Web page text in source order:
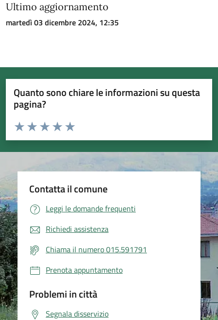
Ultimo aggiornamento
martedì 03 dicembre 2024, 12:35
Quanto sono chiare le informazioni su questa
pagina?
Valuta da 1 a 5 stelle la pagina
Valuta 5 stelle su 5
Valuta 4 stelle su 5
Valuta 3 stelle su 5
Valuta 2 stelle su 5
Valuta 1 stelle su 5
Contatta il comune
Leggi le domande frequenti
Richiedi assistenza
Chiama il numero 015.591791
Prenota appuntamento
Problemi in città
Segnala disservizio